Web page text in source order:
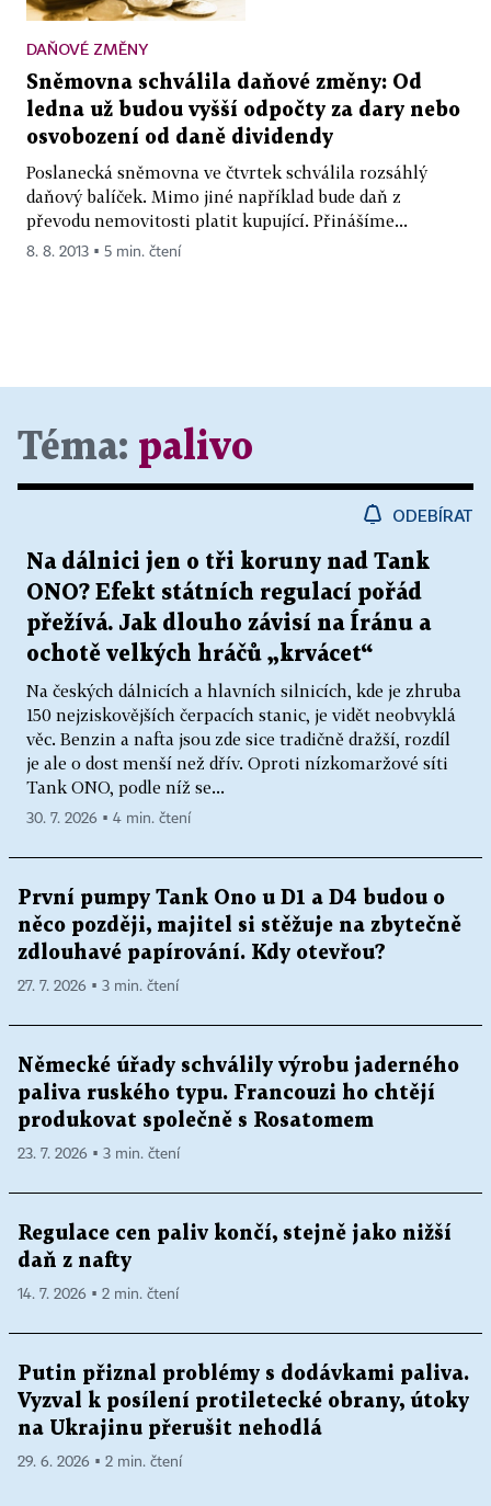
DAŇOVÉ ZMĚNY
Sněmovna schválila daňové změny: Od
ledna už budou vyšší odpočty za dary nebo
osvobození od daně dividendy
Poslanecká sněmovna ve čtvrtek schválila rozsáhlý
daňový balíček. Mimo jiné například bude daň z
převodu nemovitosti platit kupující. Přinášíme...
8. 8. 2013 ▪ 5 min. čtení
Téma: palivo
ODEBÍRAT
Na dálnici jen o tři koruny nad Tank
ONO? Efekt státních regulací pořád
přežívá. Jak dlouho závisí na Íránu a
ochotě velkých hráčů „krvácet“
Na českých dálnicích a hlavních silnicích, kde je zhruba
150 nejziskovějších čerpacích stanic, je vidět neobvyklá
věc. Benzin a nafta jsou zde sice tradičně dražší, rozdíl
je ale o dost menší než dřív. Oproti nízkomaržové síti
Tank ONO, podle níž se...
30. 7. 2026 ▪ 4 min. čtení
První pumpy Tank Ono u D1 a D4 budou o
něco později, majitel si stěžuje na zbytečně
zdlouhavé papírování. Kdy otevřou?
27. 7. 2026 ▪ 3 min. čtení
Německé úřady schválily výrobu jaderného
paliva ruského typu. Francouzi ho chtějí
produkovat společně s Rosatomem
23. 7. 2026 ▪ 3 min. čtení
Regulace cen paliv končí, stejně jako nižší
daň z nafty
14. 7. 2026 ▪ 2 min. čtení
Putin přiznal problémy s dodávkami paliva.
Vyzval k posílení protiletecké obrany, útoky
na Ukrajinu přerušit nehodlá
29. 6. 2026 ▪ 2 min. čtení